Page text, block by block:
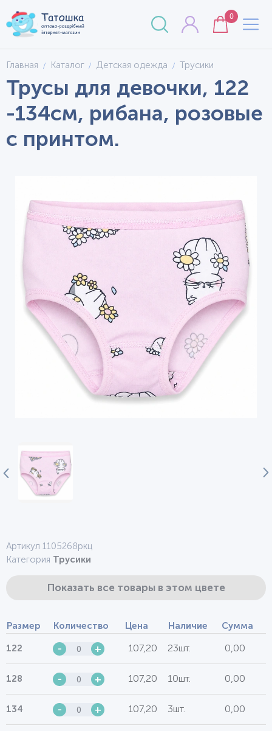
0
Главная Каталог Детская одежда Трусики
Трусы для девочки, 122
-134см, рибана, розовые
с принтом.
Артикул 1105268ркц
Категория Трусики
Показать все товары в этом цвете
Размер Количество Цена Наличие Сумма
122 - + 107,20 23шт. 0,00
128 - + 107,20 10шт. 0,00
134 - + 107,20 3шт. 0,00